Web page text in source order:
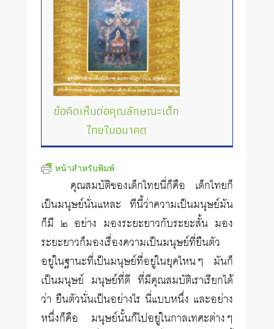
ข้อคิดเห็นต่อคุณลักษณะเด็ก
ไทยในอนาคต
หน้าสำหรับพิมพ์
คุณสมบัติของเด็กไทยนี่ก็คือ เด็กไทยก็
เป็นมนุษย์นั่นแหละ ทีนี้ว่าความเป็นมนุษย์มัน
ก็มี ๒ อย่าง มองระยะยาวกับระยะสั้น มอง
ระยะยาวก็มองเรื่องความเป็นมนุษย์ที่ยืนตัว
อยู่ในฐานะที่เป็นมนุษย์ที่อยู่ในยุคไหนๆ มันก็
เป็นมนุษย์ มนุษย์ที่ดี ที่มีคุณสมบัติเราเรียกได้
ว่า ยืนตัวนั่นเป็นอย่างไร นี่แบบหนึ่ง และอย่าง
หนึ่งก็คือ มนุษย์นั้นก็ไปอยู่ในกาลเทศะต่างๆ